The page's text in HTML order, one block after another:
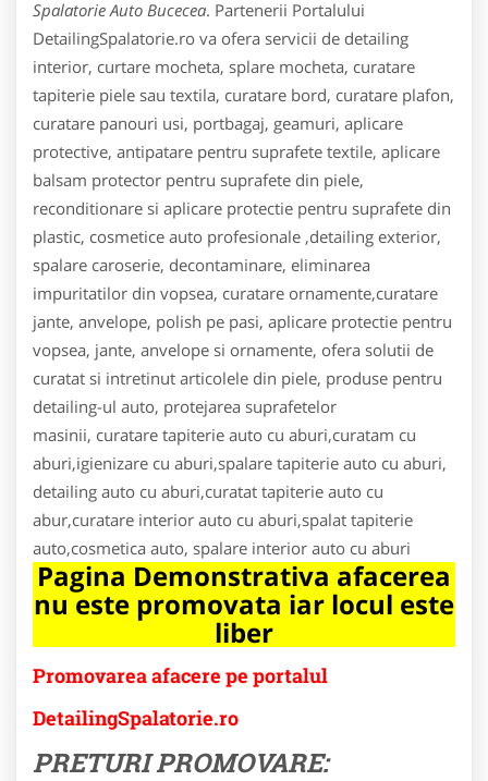
Spalatorie Auto Bucecea. Partenerii Portalului
DetailingSpalatorie.ro va ofera servicii de detailing
interior, curtare mocheta, splare mocheta, curatare
tapiterie piele sau textila, curatare bord, curatare plafon,
curatare panouri usi, portbagaj, geamuri, aplicare
protective, antipatare pentru suprafete textile, aplicare
balsam protector pentru suprafete din piele,
reconditionare si aplicare protectie pentru suprafete din
plastic, cosmetice auto profesionale ,detailing exterior,
spalare caroserie, decontaminare, eliminarea
impuritatilor din vopsea, curatare ornamente,curatare
jante, anvelope, polish pe pasi, aplicare protectie pentru
vopsea, jante, anvelope si ornamente, ofera solutii de
curatat si intretinut articolele din piele, produse pentru
detailing-ul auto, protejarea suprafetelor
masinii, curatare tapiterie auto cu aburi,curatam cu
aburi,igienizare cu aburi,spalare tapiterie auto cu aburi,
detailing auto cu aburi,curatat tapiterie auto cu
abur,curatare interior auto cu aburi,spalat tapiterie
auto,cosmetica auto, spalare interior auto cu aburi
Pagina Demonstrativa afacerea
nu este promovata iar locul este
liber
Promovarea afacere pe portalul
DetailingSpalatorie.ro
PRETURI PROMOVARE: